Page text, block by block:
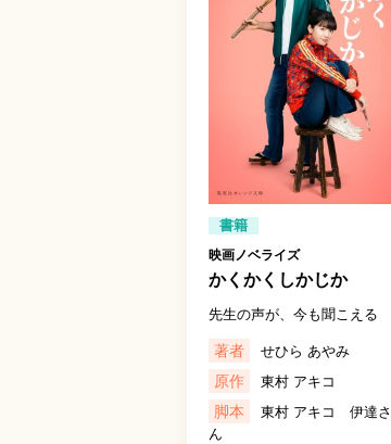
書籍
映画ノベライズ
かくかくしかじか
先生の声が、今も聞こえる
著者 せひら あやみ
原作 東村 アキコ
脚本
東村 アキコ 伊達さ
ん